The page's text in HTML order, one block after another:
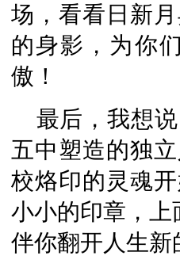
场，看看日新
的身影，为你
傲！
最后，我想
五中塑造的独
校烙印的灵魂
小小的印章，上
伴你翻开人生新